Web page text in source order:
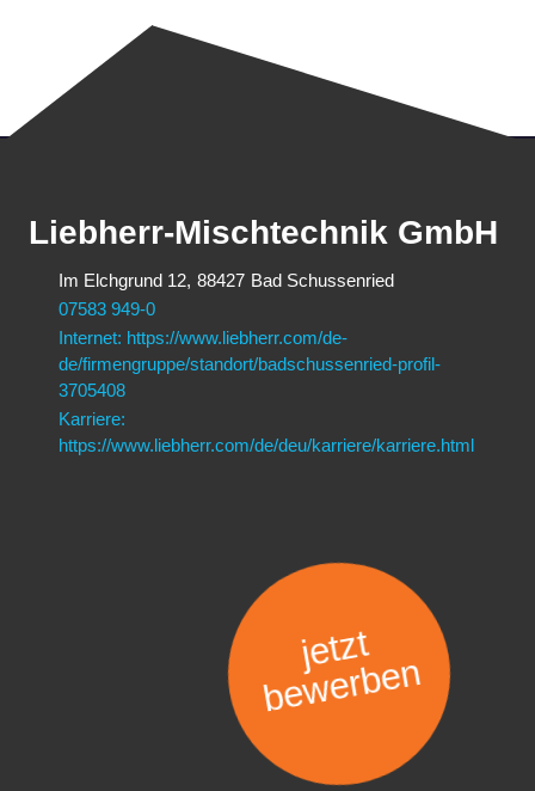
Liebherr-Mischtechnik GmbH
Im Elchgrund 12, 88427 Bad Schussenried
07583 949-0
Internet: https://www.liebherr.com/de-
de/firmengruppe/standort/badschussenried-profil-
3705408
Karriere:
https://www.liebherr.com/de/deu/karriere/karriere.html
jetzt
bewerben